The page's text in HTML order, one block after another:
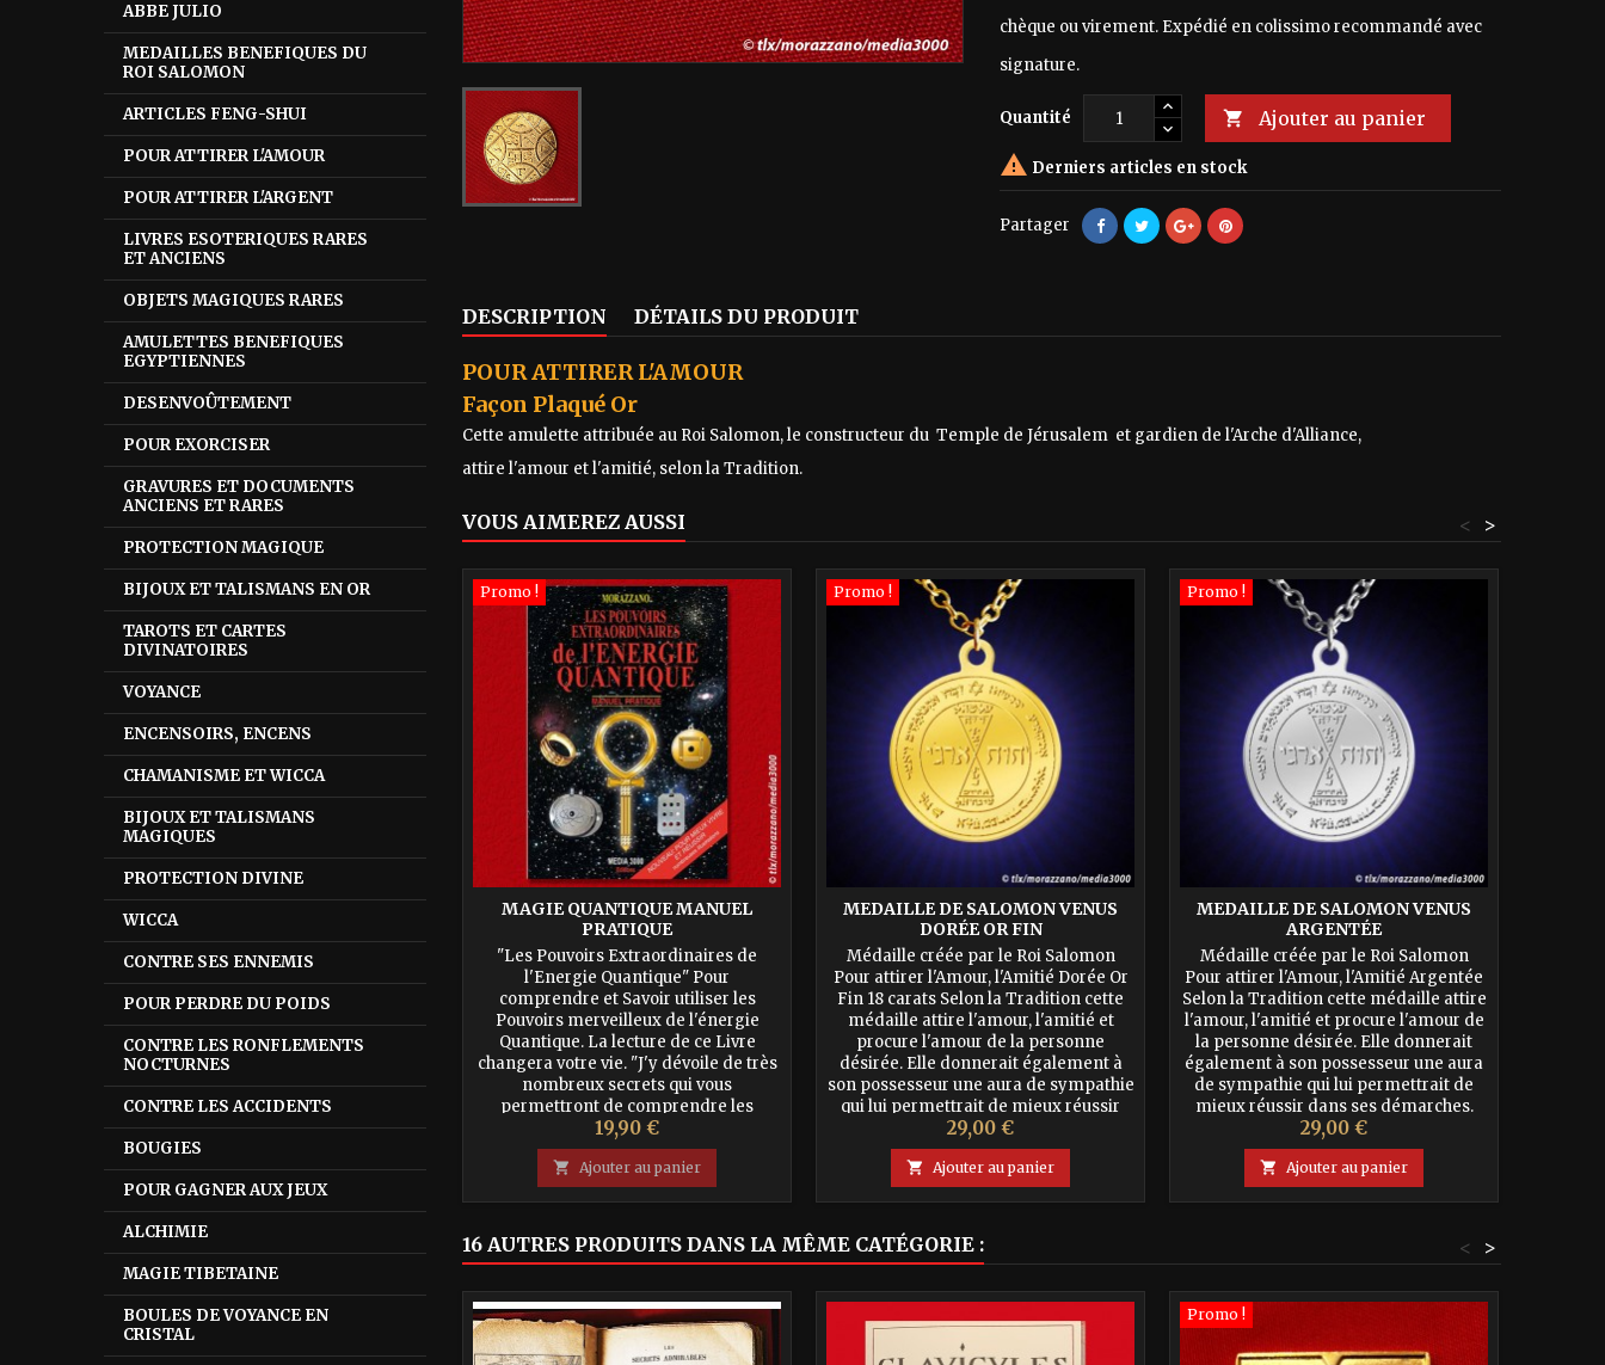
ABBE JULIO
MEDAILLES BENEFIQUES DU
ROI SALOMON
ARTICLES FENG-SHUI
POUR ATTIRER L'AMOUR
POUR ATTIRER L'ARGENT
LIVRES ESOTERIQUES RARES
ET ANCIENS
OBJETS MAGIQUES RARES
AMULETTES BENEFIQUES
EGYPTIENNES
DESENVOÛTEMENT
POUR EXORCISER
GRAVURES ET DOCUMENTS
ANCIENS ET RARES
PROTECTION MAGIQUE
BIJOUX ET TALISMANS EN OR
TAROTS ET CARTES
DIVINATOIRES
VOYANCE
ENCENSOIRS, ENCENS
CHAMANISME ET WICCA
BIJOUX ET TALISMANS
MAGIQUES
PROTECTION DIVINE
WICCA
CONTRE SES ENNEMIS
POUR PERDRE DU POIDS
CONTRE LES RONFLEMENTS
NOCTURNES
CONTRE LES ACCIDENTS
BOUGIES
POUR GAGNER AUX JEUX
ALCHIMIE
MAGIE TIBETAINE
BOULES DE VOYANCE EN
CRISTAL
chèque ou virement. Expédié en colissimo recommandé avec
signature.
Quantité  Ajouter au panier
 Derniers articles en stock
Partager
DESCRIPTION DÉTAILS DU PRODUIT
POUR ATTIRER L'AMOUR
Façon Plaqué Or
Cette amulette attribuée au Roi Salomon, le constructeur du Temple de Jérusalem et gardien de l'Arche d'Alliance,
attire l'amour et l'amitié, selon la Tradition.
VOUS AIMEREZ AUSSI >
<
Promo !
MAGIE QUANTIQUE MANUEL
PRATIQUE
"Les Pouvoirs Extraordinaires de
l'Energie Quantique" Pour
comprendre et Savoir utiliser les
Pouvoirs merveilleux de l'énergie
Quantique. La lecture de ce Livre
changera votre vie. "J'y dévoile de très
nombreux secrets qui vous
permettront de comprendre les
mondes visibles et invisibles qui nous
entourent et de mieux appréhender
les rouages quantiques...
Prix
19,90 €
 Ajouter au panier
Promo !
MEDAILLE DE SALOMON VENUS
DORÉE OR FIN
Médaille créée par le Roi Salomon
Pour attirer l'Amour, l'Amitié Dorée Or
Fin 18 carats Selon la Tradition cette
médaille attire l'amour, l'amitié et
procure l'amour de la personne
désirée. Elle donnerait également à
son possesseur une aura de sympathie
qui lui permettrait de mieux réussir
dans ses démarches. Maître
Morazzano recommande de l'associer
avec...
Prix
29,00 €
 Ajouter au panier
Promo !
MEDAILLE DE SALOMON VENUS
ARGENTÉE
Médaille créée par le Roi Salomon
Pour attirer l'Amour, l'Amitié Argentée
Selon la Tradition cette médaille attire
l'amour, l'amitié et procure l'amour de
la personne désirée. Elle donnerait
également à son possesseur une aura
de sympathie qui lui permettrait de
mieux réussir dans ses démarches.
Maître Morazzano recommande de
l'associer avec la médaille...
Prix
29,00 €
 Ajouter au panier
16 AUTRES PRODUITS DANS LA MÊME CATÉGORIE : >
<
Promo !